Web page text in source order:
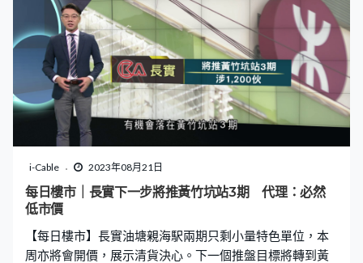
i-Cable 2023年08月21日
每日樓市｜長實下一步將推黃竹坑站3期 代理：必然
低市價
【每日樓市】長實油塘親海駅兩期只剩小量特色單位，本
周亦將會開價，展示清貨決心。下一個推盤目標將轉到黃